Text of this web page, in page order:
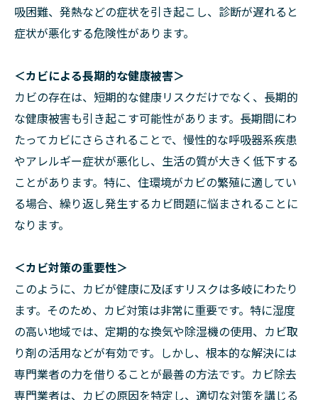
吸困難、発熱などの症状を引き起こし、診断が遅れると
症状が悪化する危険性があります。
＜カビによる長期的な健康被害＞
カビの存在は、短期的な健康リスクだけでなく、長期的
な健康被害も引き起こす可能性があります。長期間にわ
たってカビにさらされることで、慢性的な呼吸器系疾患
やアレルギー症状が悪化し、生活の質が大きく低下する
ことがあります。特に、住環境がカビの繁殖に適してい
る場合、繰り返し発生するカビ問題に悩まされることに
なります。
＜カビ対策の重要性＞
このように、カビが健康に及ぼすリスクは多岐にわたり
ます。そのため、カビ対策は非常に重要です。特に湿度
の高い地域では、定期的な換気や除湿機の使用、カビ取
り剤の活用などが有効です。しかし、根本的な解決には
専門業者の力を借りることが最善の方法です。カビ除去
専門業者は、カビの原因を特定し、適切な対策を講じる